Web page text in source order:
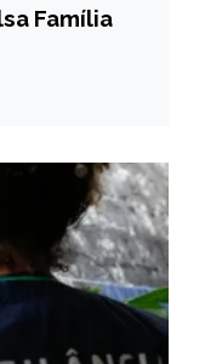
Família